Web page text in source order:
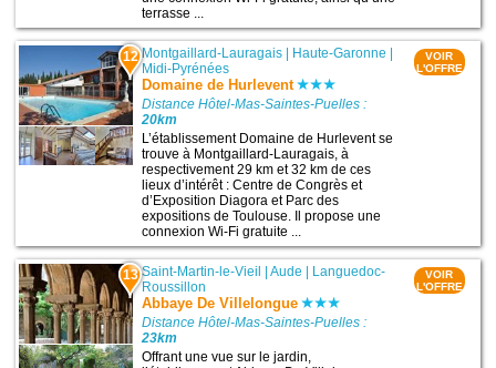
terrasse ...
12 Montgaillard-Lauragais | Haute-Garonne |
Midi-Pyrénées
Domaine de Hurlevent
Distance Hôtel-Mas-Saintes-Puelles :
20km
L’établissement Domaine de Hurlevent se
trouve à Montgaillard-Lauragais, à
respectivement 29 km et 32 km de ces
lieux d’intérêt : Centre de Congrès et
d’Exposition Diagora et Parc des
expositions de Toulouse. Il propose une
connexion Wi-Fi gratuite ...
VOIR
L'OFFRE
13 Saint-Martin-le-Vieil |Aude
Languedoc-
Roussillon
Abbaye De Villelongue
Distance Hôtel-Mas-Saintes-Puelles :
23km
Offrant une vue sur le jardin,
VOIR
L'OFFRE